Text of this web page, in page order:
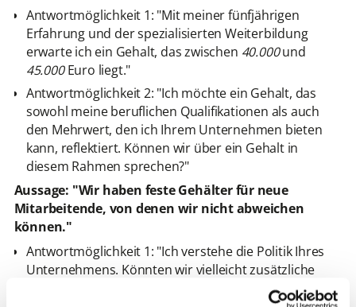
Antwortmöglichkeit 1: "Mit meiner fünfjährigen
Erfahrung und der spezialisierten Weiterbildung
erwarte ich ein Gehalt, das zwischen 40.000und
45.000Euro liegt."
Antwortmöglichkeit 2: "Ich möchte ein Gehalt, das
sowohl meine beruflichen Qualifikationen als auch
den Mehrwert, den ich Ihrem Unternehmen bieten
kann, reflektiert. Können wir über ein Gehalt in
diesem Rahmen sprechen?"
Aussage: "Wir haben feste Gehälter für neue
Mitarbeitende, von denen wir nicht abweichen
können."
Antwortmöglichkeit 1: "Ich verstehe die Politik Ihres
Unternehmens. Könnten wir vielleicht zusätzliche
Leistungen wie Mobilitätszulagen oder jährliche